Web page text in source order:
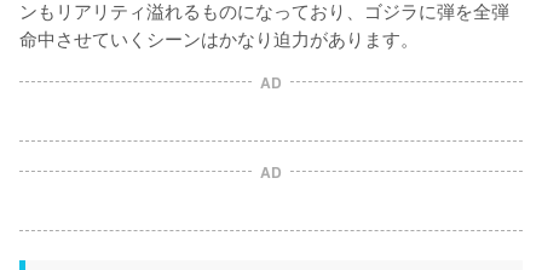
ンもリアリティ溢れるものになっており、ゴジラに弾を全弾
命中させていくシーンはかなり迫力があります。
AD
AD